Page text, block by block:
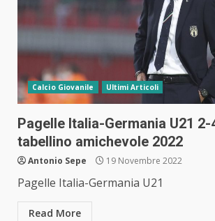
Calcio Giovanile Ultimi Articoli
Pagelle Italia-Germania U21
tabellino amichevole 2022
Antonio Sepe 19 Novembre 2022
Pagelle Italia-Germania U21
Read More